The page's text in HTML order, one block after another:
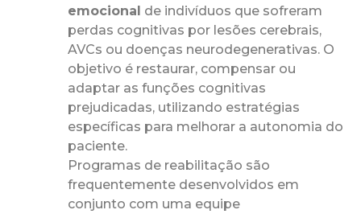
emocional de indivíduos que sofreram
perdas cognitivas por lesões cerebrais,
AVCs ou doenças neurodegenerativas. O
objetivo é restaurar, compensar ou
adaptar as funções cognitivas
prejudicadas, utilizando estratégias
específicas para melhorar a autonomia do
paciente.
Programas de reabilitação são
frequentemente desenvolvidos em
conjunto com uma equipe